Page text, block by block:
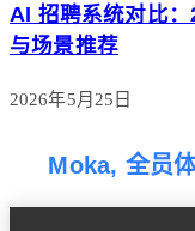
AI 招聘系统对比
与场景推荐
2026年5月25日
Moka, 全员